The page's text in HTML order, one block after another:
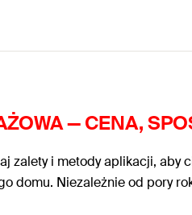
— CENA,
i metody aplikacji, aby
domu. Niezależnie od pory